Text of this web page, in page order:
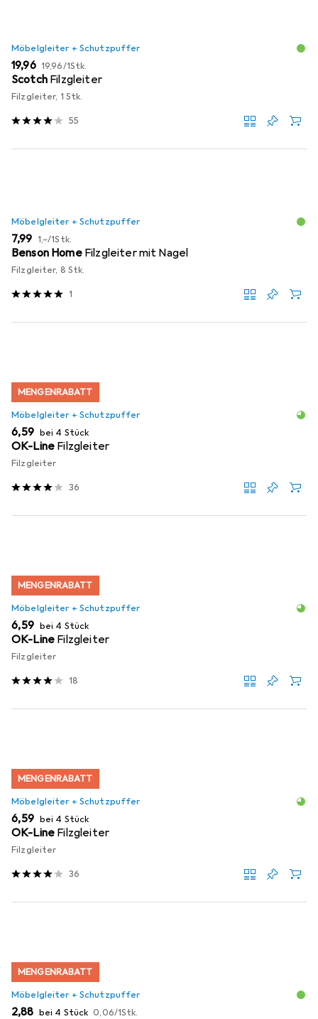
Möbelgleiter + Schutzpuffer
EUR
19,96 EUR
19,96/1Stk.
Scotch Filzgleiter
Filzgleiter, 1 Stk.
55
Möbelgleiter + Schutzpuffer
EUR
7,99 EUR
1,–/1Stk.
Benson Home Filzgleiter mit Nagel
Filzgleiter, 8 Stk.
1
MENGENRABATT
Möbelgleiter + Schutzpuffer
EUR
6,59 bei 4 Stück
OK-Line Filzgleiter
Filzgleiter
36
MENGENRABATT
Möbelgleiter + Schutzpuffer
EUR
6,59 bei 4 Stück
OK-Line Filzgleiter
Filzgleiter
18
MENGENRABATT
Möbelgleiter + Schutzpuffer
EUR
6,59 bei 4 Stück
OK-Line Filzgleiter
Filzgleiter
36
MENGENRABATT
Möbelgleiter + Schutzpuffer
EUR
2,88 bei 4 Stück EUR
0,06/1Stk.